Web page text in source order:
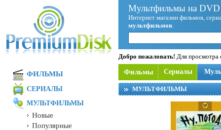
Мультфильмы на
Интернет магазин фильмов,
мультфильмов.
Добро пожаловать! Для просмотра
Фильмы Сериалы
МУЛЬТФИЛЬМЫ
ФИЛЬМЫ
СЕРИАЛЫ
МУЛЬТФИЛЬМЫ
Новые
Популярные